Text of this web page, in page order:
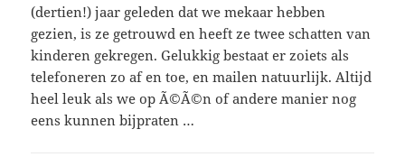
(dertien!) jaar geleden dat we mekaar hebben
gezien, is ze getrouwd en heeft ze twee schatten van
kinderen gekregen. Gelukkig bestaat er zoiets als
telefoneren zo af en toe, en mailen natuurlijk. Altijd
heel leuk als we op Ã©Ã©n of andere manier nog
eens kunnen bijpraten …